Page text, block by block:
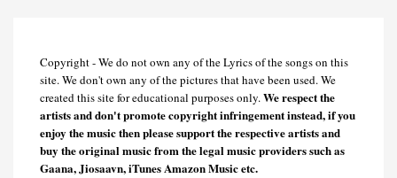
Copyright - We do not own any of the Lyrics of the songs on this
site. We don't own any of the pictures that have been used. We
created this site for educational purposes only.We respect the
artists and don't promote copyright infringement instead, if you
enjoy the music then please support the respective artists and
buy the original music from the legal music providers such as
Gaana, Jiosaavn, iTunes Amazon Music etc.